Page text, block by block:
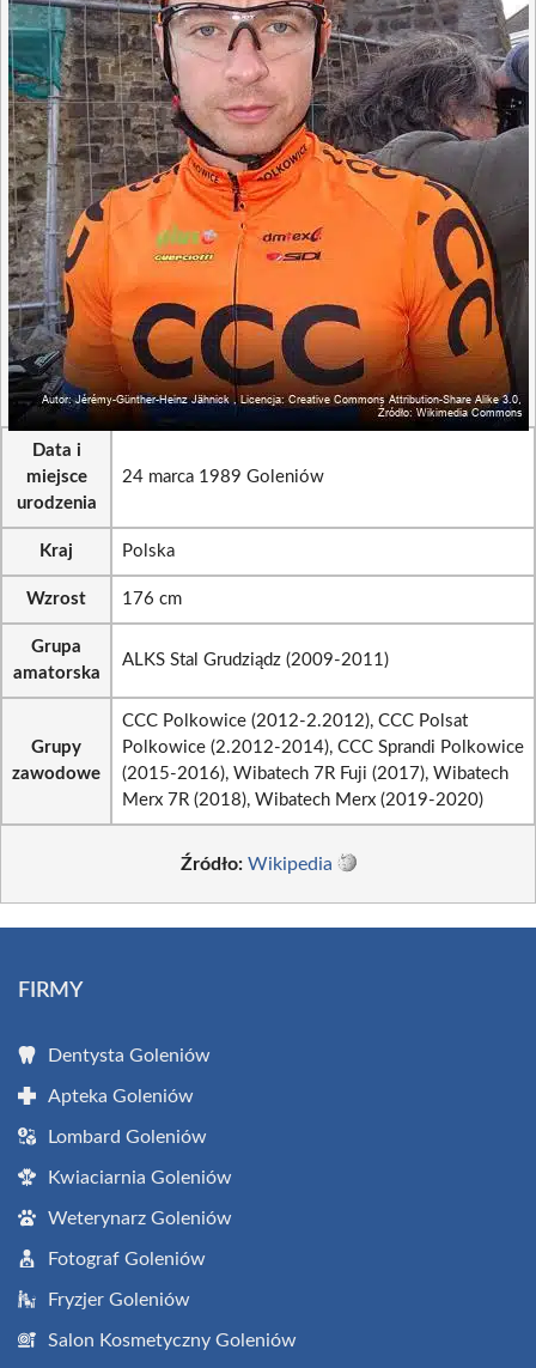
Data i
miejsce
urodzenia
24 marca 1989 Goleniów
Kraj Polska
Wzrost 176 cm
Grupa
amatorska
ALKS Stal Grudziądz (2009-2011)
Grupy
zawodowe
CCC Polkowice (2012-2.2012), CCC Polsat
Polkowice (2.2012-2014), CCC Sprandi Polkowice
(2015-2016), Wibatech 7R Fuji (2017), Wibatech
Merx 7R (2018), Wibatech Merx (2019-2020)
Źródło: Wikipedia
FIRMY
Dentysta Goleniów
Apteka Goleniów
Lombard Goleniów
Kwiaciarnia Goleniów
Weterynarz Goleniów
Fotograf Goleniów
Fryzjer Goleniów
Salon Kosmetyczny Goleniów